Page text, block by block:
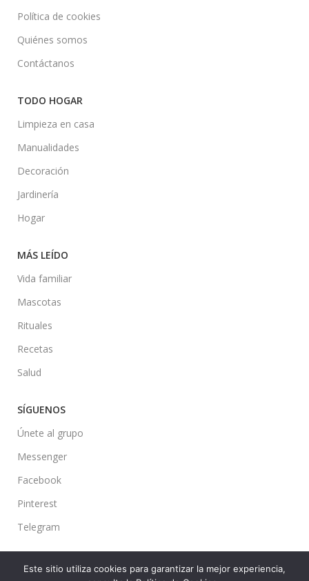
Política de cookies
Quiénes somos
Contáctanos
TODO HOGAR
Limpieza en casa
Manualidades
Decoración
Jardinería
Hogar
MÁS LEÍDO
Vida familiar
Mascotas
Rituales
Recetas
Salud
SÍGUENOS
Únete al grupo
Messenger
Facebook
Pinterest
Telegram
Este sitio utiliza cookies para garantizar la mejor experiencia,